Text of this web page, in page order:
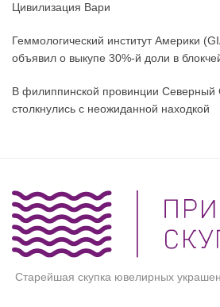
Цивилизация Вари
Геммологический институт Америки
объявил о выкупе 30%-й доли в
В филиппинской провинции Северный
столкнулись с неожиданной находкой
Старейшая скупка ювелирных